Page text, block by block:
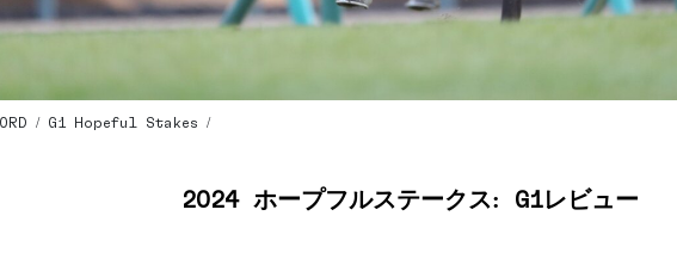
/ G1 Hopeful Stakes /
2024 ホープフルステークス: G1レビュー